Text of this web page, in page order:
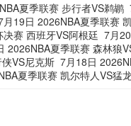
夏季联赛 步行者VS鹈鹕
月19日 2026NBA夏季联赛
赛 西班牙VS阿根廷 7月
2026NBA夏季联赛 森林狼
VS尼克斯 7月18日
夏季联赛 凯尔特人VS猛